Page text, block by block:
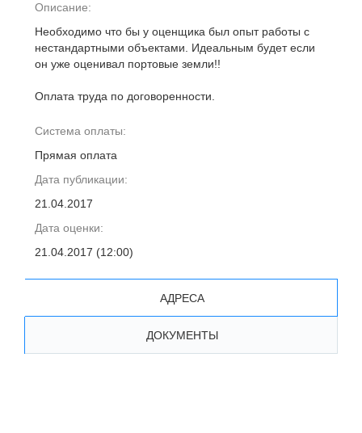
Описание:
Необходимо что бы у оценщика был опыт работы с
нестандартными объектами. Идеальным будет если
он уже оценивал портовые земли!!
Оплата труда по договоренности.
Система оплаты:
Прямая оплата
Дата публикации:
21.04.2017
Дата оценки:
21.04.2017 (12:00)
АДРЕСА
ДОКУМЕНТЫ